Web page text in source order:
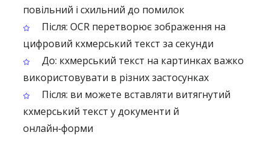
повільний і схильний до помилок
Після: OCR перетворює зображення на
цифровий кхмерський текст за секунди
До: кхмерський текст на картинках важко
використовувати в різних застосунках
Після: ви можете вставляти витягнутий
кхмерський текст у документи й
онлайн‑форми